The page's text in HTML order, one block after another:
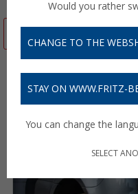
Would you rather
CHANGE TO THE
STAY ON WWW.FRITZ-
You can change the
SELECT